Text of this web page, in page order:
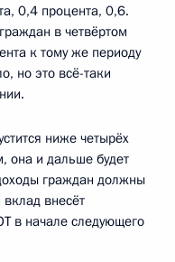
0,4 процента, 0,6.
в четвёртом
к тому же периоду
но это всё-таки
ниже четырёх
она и дальше будет
граждан должны
вклад внесёт
в начале следующего